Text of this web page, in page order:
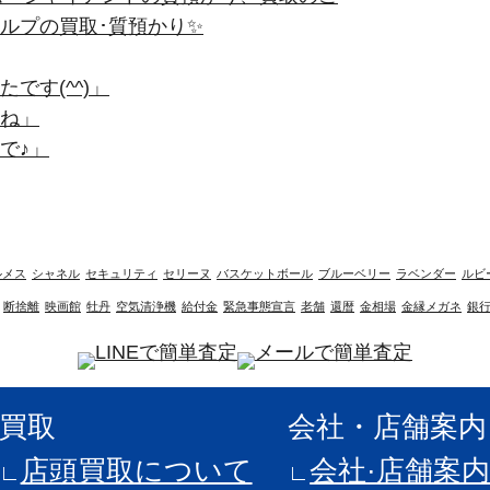
プの買取･質預かり✨
です(^^)」
」
♪」
ス シャネル セキュリティ セリーヌ バスケットボール ブルーベリー ラベンダー ルビ
断捨離 映画館 牡丹 空気清浄機 給付金 緊急事態宣言 老舗 還暦 金相場 金縁メガネ 銀行
取
店頭買取について
会社・店舗案内
会社·店舗案内